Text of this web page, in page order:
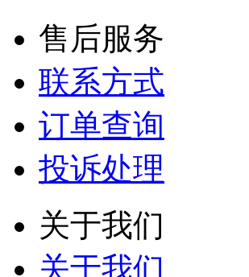
售后服务
联系方式
订单查询
投诉处理
关于我们
关于我们